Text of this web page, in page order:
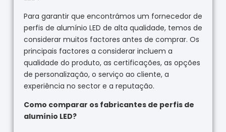
Para garantir que encontrámos um fornecedor de
perfis de alumínio LED de alta qualidade, temos de
considerar muitos factores antes de comprar. Os
principais factores a considerar incluem a
qualidade do produto, as certificações, as opções
de personalização, o serviço ao cliente, a
experiência no sector e a reputação.
Como comparar os fabricantes de perfis de
alumínio LED?